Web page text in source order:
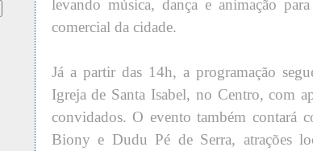
levando música, dança e animação
comercial da cidade.
Já a partir das 14h, a programação
Igreja de Santa Isabel, no Centro, com
convidados. O evento também contará
Biony e Dudu Pé de Serra, atrações